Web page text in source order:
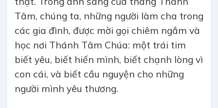
Tâm, chúng ta, những người làm cha trong
các gia đình, được mời gọi chiêm ngắm và
học nơi Thánh Tâm Chúa: một trái tim
biết yêu, biết hiến mình, biết chạnh lòng vì
con cái, và biết cầu nguyện cho những
người mình yêu thương.